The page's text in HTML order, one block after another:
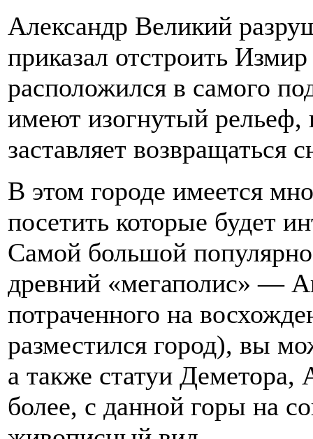
Александр Великий
приказал отстроить
расположился в самого
имеют изогнутый
заставляет возвращаться
В этом городе имеется
посетить которые будет
Самой большой
древний «мегаполис» —
потраченного на
разместился город), вы
а также статуи
более, с данной горы на